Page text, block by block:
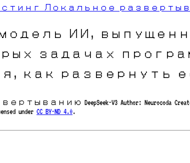
Локальное
модель ИИ,
задачах
как развернуть
DeepSeek-V3 Author: Neurocoda
under CC BY-ND 4.0.